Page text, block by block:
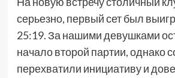
серьезно, первый сет был
25:19. За нашими девушками
начало второй партии, однако
перехватили инициативу и